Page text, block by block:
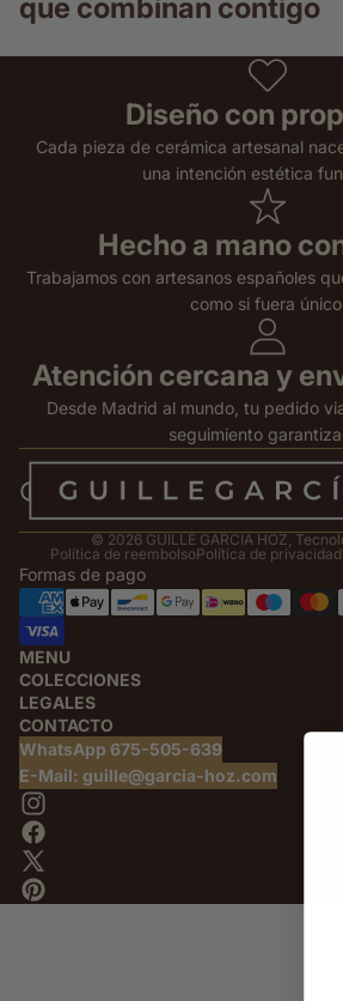
que combinan contigo
Diseño con
Cada pieza de cerámica artesanal
una intención estética
Hecho a mano
Trabajamos con artesanos españoles
como si fuera
Atención cercana y
Desde Madrid al mundo, tu pedido
seguimiento
© 2026GUILLE GARCIA HOZ,
Política de reembolsoPolítica de privacidad
Formas de pago
MENU
COLECCIONES
LEGALES
CONTACTO
WhatsApp 675-505-639
E-Mail: guille@garcia-hoz.com